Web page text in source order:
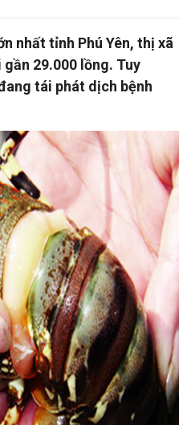
nhất tỉnh Phú Yên, thị xã
29.000 lồng. Tuy
tái phát dịch bệnh